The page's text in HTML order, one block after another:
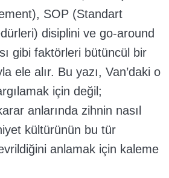
SOP (Standart
disiplini ve go-around
gibi faktörleri bütüncül bir
ele alır. Bu yazı, Van’daki o
için değil;
anlarında zihnin nasıl
kültürünün bu tür
anlamak için kaleme